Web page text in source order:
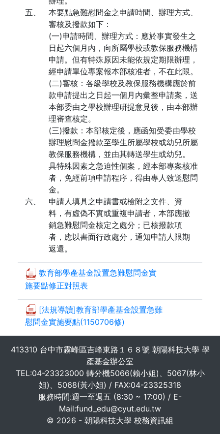
五、
本要點急難慰問金之申請時間、辦理方式、
審核及撥款如下：
(一)申請時間、辦理方式：應於事實發生之
日起六個月內，向所屬學校或教保服務機構
申請。但有特殊原因未能依規定期限辦理，
經申請單位專案報本部核准者，不在此限。
(二)審核：各級學校及教保服務機構應於前
款申請提出之日起一個月內彙整申請案，送
本部委由之學校辦理研提意見後，由本部辦
理審查核定。
(三)撥款：本部核定後，應函知受委由學校
辦理慰問金撥款至學生所屬學校或幼兒所屬
教保服務機構，並由其轉送學生或幼兒。
具特殊因素之急迫性個案，經本部專案核准
者，免經前項申請程序，得由專人致送慰問
金。
六、
申請人填具之申請書或檢附之文件、資
料，有虛偽不實或重複申請者，本部應撤
銷急難慰問金核定之處分；已核撥款項
者，應以書面行政處分，通知申請人限期
返還。
教育部學產基金設置急難慰問金實
施要點修正對照表
[法規導讀]教育部學產基金設置急難
慰問金實施要點(1150706修)
413310 台中市霧峰區吉峰東路１６８號 朝陽科技大學 學
產基金辦公室
TEL:04-23323000 轉分機5066(賴小姐)、5067(林小
姐)、5068(黃小姐) / FAX:04-23325318
服務時間:週一至週五 (8:30 ~ 17:00) / E-
Mail:fund_edu@cyut.edu.tw
© 2026 - 朝陽科技大學 校務資訊組